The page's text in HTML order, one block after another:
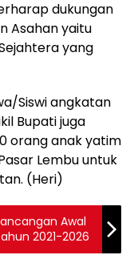
dukungan
Asahan yaitu
yang
Siswi angkatan
Bupati juga
orang anak yatim
Lembu untuk
(Heri)
Awal
2021-2026